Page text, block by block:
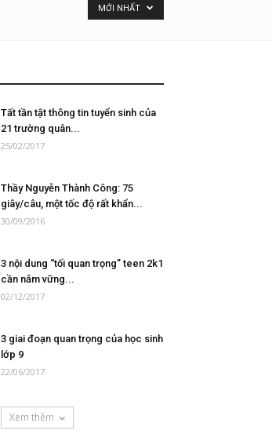
MỚI NHẤT
Tất tần tật thông tin tuyển sinh của
21 trường quân...
25/02/2017
Thầy Nguyễn Thành Công: 75
giây/câu, một tốc độ rất khẩn...
30/09/2016
3 nội dung “tối quan trọng” teen 2k1
cần nắm vững...
02/12/2017
3 giai đoạn quan trọng của học sinh
lớp 9
22/06/2017
Xem thêm